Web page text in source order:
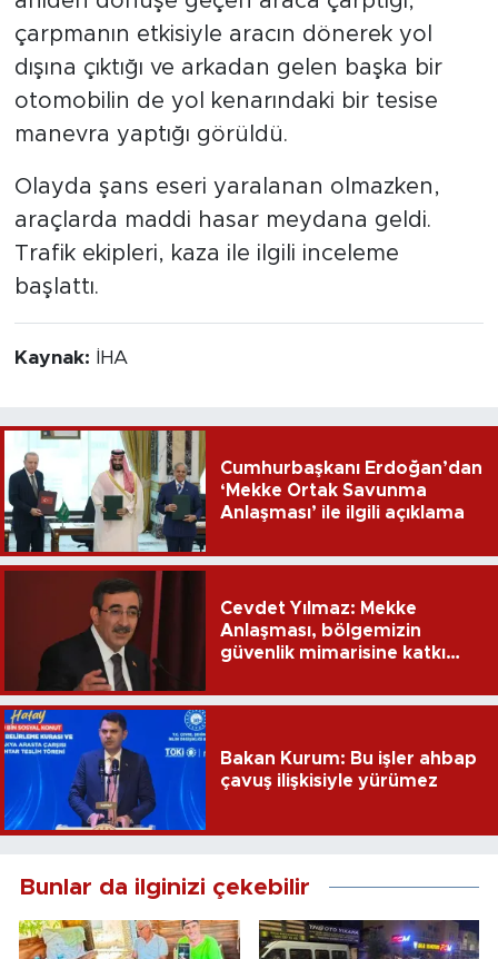
çarpmanın etkisiyle aracın dönerek yol
dışına çıktığı ve arkadan gelen başka bir
otomobilin de yol kenarındaki bir tesise
manevra yaptığı görüldü.
Olayda şans eseri yaralanan olmazken,
araçlarda maddi hasar meydana geldi.
Trafik ekipleri, kaza ile ilgili inceleme
başlattı.
Kaynak: İHA
Cumhurbaşkanı Erdoğan’dan
‘Mekke Ortak Savunma
Anlaşması’ ile ilgili açıklama
Cevdet Yılmaz: Mekke
Anlaşması, bölgemizin
güvenlik mimarisine katkı
Bakan Kurum: Bu işler ahbap
çavuş ilişkisiyle yürümez
Bunlar da ilginizi çekebilir